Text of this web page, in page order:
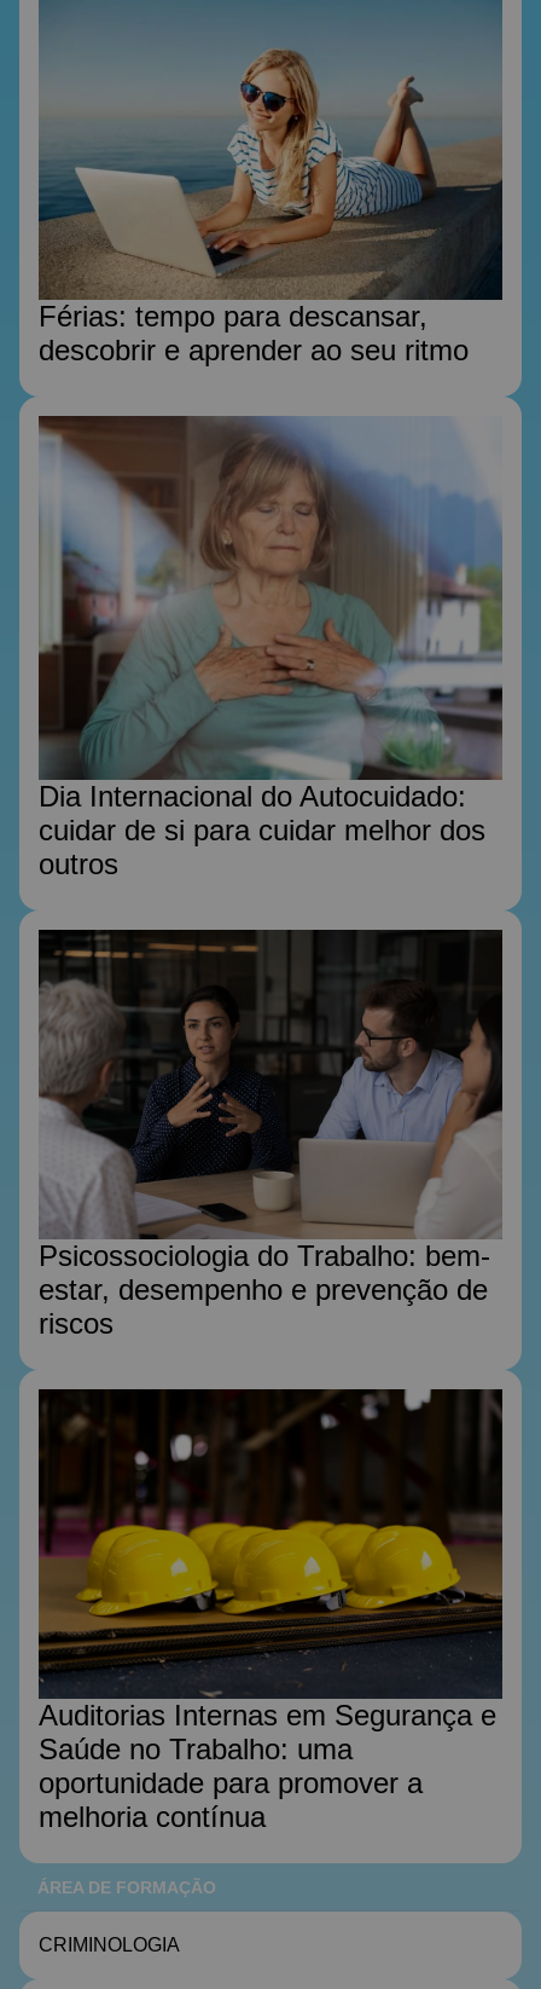
Férias: tempo para descansar,
descobrir e aprender ao seu ritmo
Dia Internacional do Autocuidado:
cuidar de si para cuidar melhor dos
outros
Psicossociologia do Trabalho: bem-
estar, desempenho e prevenção de
riscos
Auditorias Internas em Segurança e
Saúde no Trabalho: uma
oportunidade para promover a
melhoria contínua
ÁREA DE FORMAÇÃO
CRIMINOLOGIA